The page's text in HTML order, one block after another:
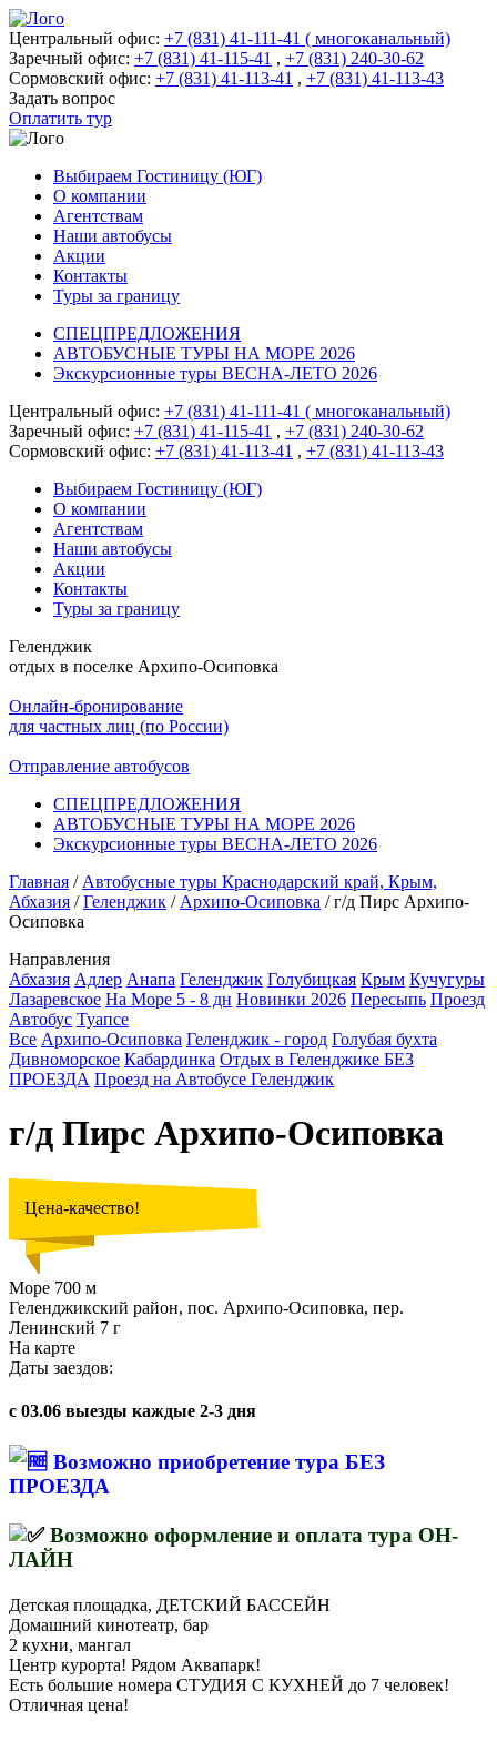
Центральный офис: +7 (831) 41-111-41 ( многоканальный)
Заречный офис: +7 (831) 41-115-41 , +7 (831) 240-30-62
Сормовский офис: +7 (831) 41-113-41 , +7 (831) 41-113-43
Задать вопрос
Оплатить тур
Выбираем Гостиницу (ЮГ)
О компании
Агентствам
Наши автобусы
Акции
Контакты
Туры за границу
СПЕЦПРЕДЛОЖЕНИЯ
АВТОБУСНЫЕ ТУРЫ НА МОРЕ 2026
Экскурсионные туры ВЕСНА-ЛЕТО 2026
Центральный офис: +7 (831) 41-111-41 ( многоканальный)
Заречный офис: +7 (831) 41-115-41 , +7 (831) 240-30-62
Сормовский офис: +7 (831) 41-113-41 , +7 (831) 41-113-43
Выбираем Гостиницу (ЮГ)
О компании
Агентствам
Наши автобусы
Акции
Контакты
Туры за границу
Геленджик
отдых в поселке Архипо-Осиповка
Онлайн-бронирование
для частных лиц (по России)
Отправление автобусов
СПЕЦПРЕДЛОЖЕНИЯ
АВТОБУСНЫЕ ТУРЫ НА МОРЕ 2026
Экскурсионные туры ВЕСНА-ЛЕТО 2026
Главная / Автобусные туры Краснодарский край, Крым,
Абхазия /Геленджик / Архипо-Осиповка /г/д Пирс Архипо-
Осиповка
Направления
Абхазия Адлер Анапа Геленджик Голубицкая Крым Кучугуры
Лазаревское На Море 5 - 8 дн Новинки 2026 Пересыпь Проезд
Автобус Туапсе
Все Архипо-Осиповка Геленджик - город Голубая бухта
Дивноморское Кабардинка Отдых в Геленджике БЕЗ
ПРОЕЗДА Проезд на Автобусе Геленджик
г/д Пирс Архипо-Осиповка
Цена-качество!
Море 700 м
Геленджикский район, пос. Архипо-Осиповка, пер.
Ленинский 7 г
На карте
Даты заездов:
с 03.06 выезды каждые 2-3 дня
Возможно приобретение тура БЕЗ
ПРОЕЗДА
Возможно оформление и оплата тура ОН-
ЛАЙН
Детская площадка, ДЕТСКИЙ БАССЕЙН
Домашний кинотеатр, бар
2 кухни, мангал
Центр курорта! Рядом Аквапарк!
Есть большие номера СТУДИЯ С КУХНЕЙ до 7 человек!
Отличная цена!